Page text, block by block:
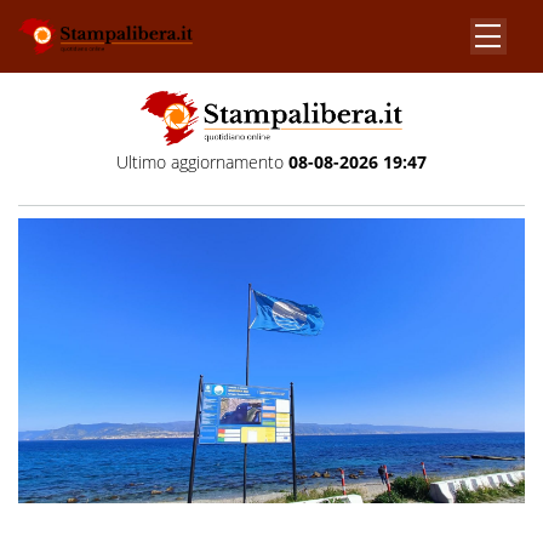
Ultimo aggiornamento 08-08-2026 19:47